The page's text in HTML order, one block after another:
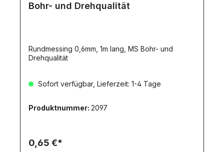
Bohr- und Drehqualität
Rundmessing 0,6mm, 1m lang, MS Bohr- und
Drehqualität
Sofort verfügbar, Lieferzeit: 1-4 Tage
Produktnummer: 2097
0,65 €*